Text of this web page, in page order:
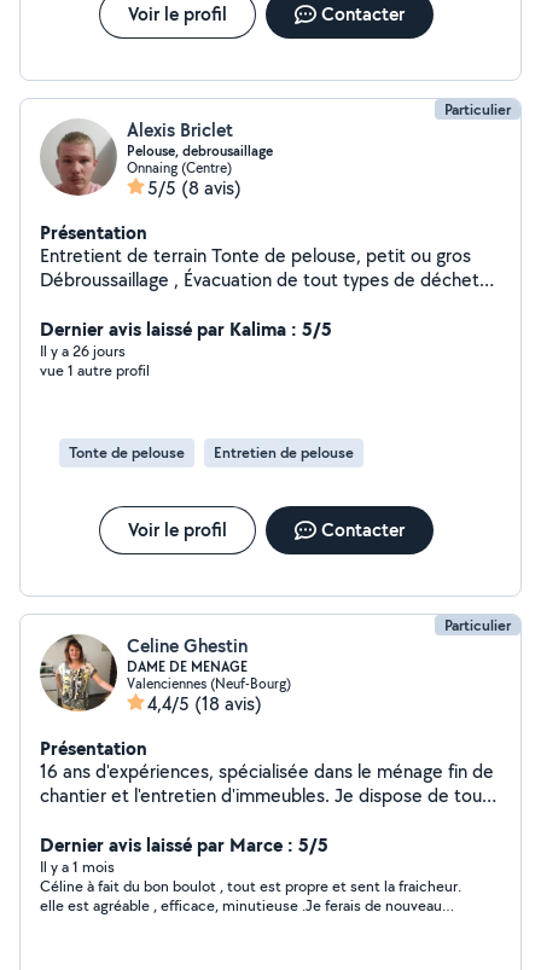
Voir le profil Contacter
Particulier
Alexis Briclet
Pelouse, debrousaillage
Onnaing (Centre)
5/5 (8 avis)
Présentation
Entretient de terrain Tonte de pelouse, petit ou gros
Débroussaillage , Évacuation de tout types de déchets.
aide pour les courses.Nettoyage au Karcher de
terrasse, cour, allées, entré de garage....
Dernier avis laissé par Kalima : 5/5
Il y a 26 jours
vue 1 autre profil
Tonte de pelouse Entretien de pelouse
Voir le profil Contacter
Particulier
Celine Ghestin
DAME DE MENAGE
Valenciennes (Neuf-Bourg)
4,4/5 (18 avis)
Présentation
16 ans d'expériences, spécialisée dans le ménage fin de
chantier et l'entretien d'immeubles. Je dispose de tout
Références sur demandes.
Dernier avis laissé par Marce : 5/5
Il y a 1 mois
Céline à fait du bon boulot , tout est propre et sent la fraicheur.
elle est agréable , efficace, minutieuse .Je ferais de nouveau